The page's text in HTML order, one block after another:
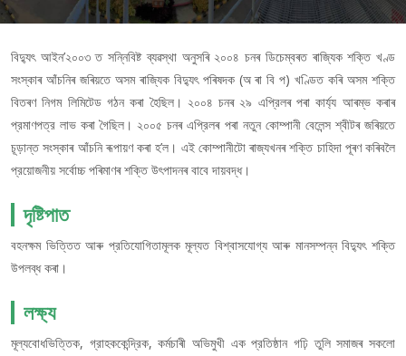
বিদ্যুৎ আইন’২০০৩ ত সন্নিবিষ্ট ব্যৱস্থা অনুসৰি ২০০৪ চনৰ ডিচেম্বৰত ৰাজ্যিক শক্তি খণ্ড
সংস্কাৰ আঁচনিৰ জৰিয়তে অসম ৰাজ্যিক বিদ্যুৎ পৰিষদক (অ ৰা বি প) খণ্ডিত কৰি অসম শক্তি
বিতৰণ নিগম লিমিটেড গঠন কৰা হৈছিল। ২০০৪ চনৰ ২৯ এপ্রিলৰ পৰা কার্য্য আৰম্ভ কৰাৰ
প্রমাণপত্র লাভ কৰা গৈছিল। ২০০৫ চনৰ এপ্রিলৰ পৰা নতুন কোম্পানী বেলেন্স শ্বীটৰ জৰিয়তে
চূড়ান্ত সংস্কাৰ আঁচনি ৰূপায়ণ কৰা হ’ল। এই কোম্পানীটো ৰাজ্যখনৰ শক্তি চাহিদা পূৰণ কৰিবলৈ
প্রয়োজনীয় সর্বোচ্চ পৰিমাণৰ শক্তি উৎপাদনৰ বাবে দায়বদ্ধ।
দৃষ্টিপাত
বহনক্ষম ভিত্তিত আৰু প্রতিযোগিতামূলক মূল্যত বিশ্বাসযোগ্য আৰু মানসম্পন্ন বিদ্যুৎ শক্তি
উপলব্ধ কৰা।
লক্ষ্য
মূল্যবোধভিত্তিক, গ্রাহককেন্দ্রিক, কর্মচাৰী অভিমুখী এক প্রতিষ্ঠান গঢ়ি তুলি সমাজৰ সকলো